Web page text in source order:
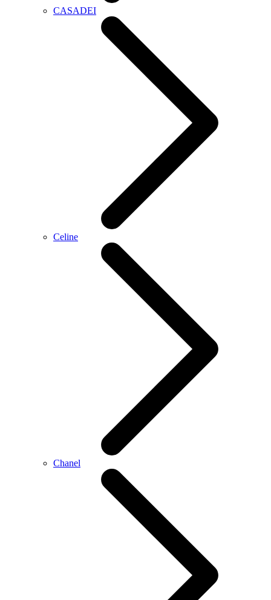
CASADEI
Celine
Chanel